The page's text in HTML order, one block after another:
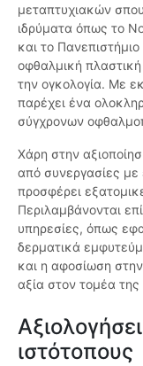
μεταπτυχιακών
ιδρύματα όπως το
και το
οφθαλμική πλαστική
την ογκολογία. Με
παρέχει ένα
σύγχρονων
Χάρη στην
από συνεργασίες με
προσφέρει
Περιλαμβάνονται
υπηρεσίες, όπως
δερματικά
και η αφοσίωση
αξία στον τομέα
ιστότοπους